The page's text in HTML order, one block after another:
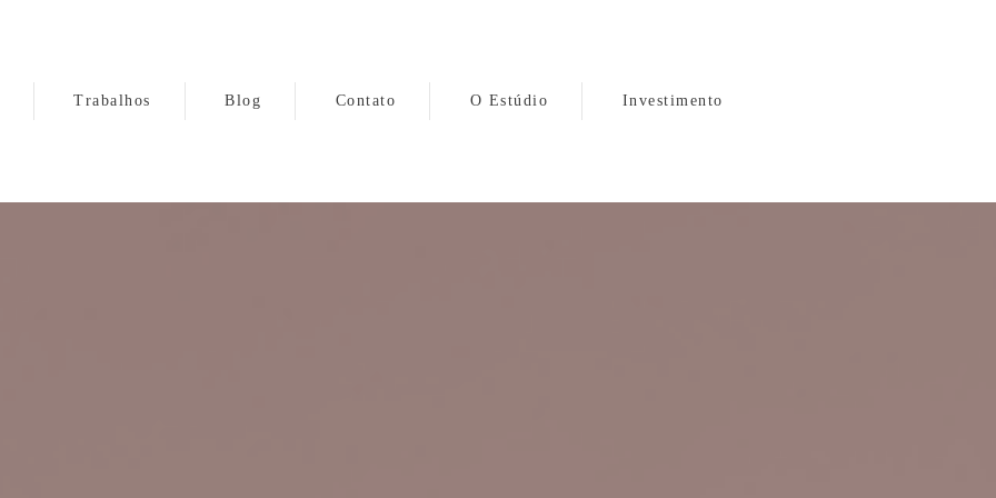
Trabalhos Blog Contato O Estúdio Investimento